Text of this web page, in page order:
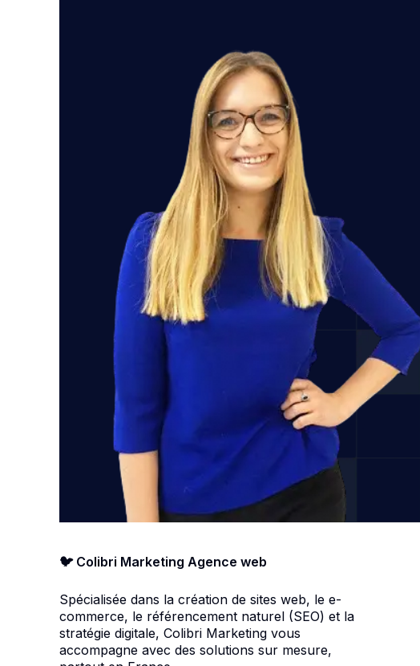
🐦 Colibri Marketing Agence web
Spécialisée dans la création de sites web, le e-
commerce, le référencement naturel (SEO) et la
stratégie digitale, Colibri Marketing vous
accompagne avec des solutions sur mesure,